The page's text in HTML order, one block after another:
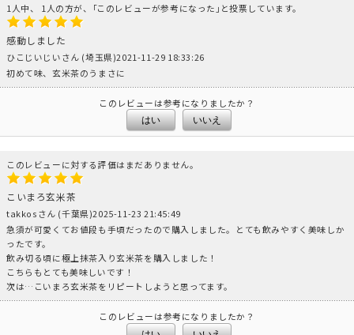
1人中、 1人の方が、｢このレビューが参考になった｣と投票しています。
感動しました
ひこじいじいさん (埼玉県)2021-11-29 18:33:26
初めて味、玄米茶のうまさに
このレビューは参考になりましたか？
はい いいえ
このレビューに対する評価はまだありません。
こいまろ玄米茶
takkosさん (千葉県)2025-11-23 21:45:49
急須が可愛くてお値段も手頃だったので購入しました。とても飲みやすく美味しか
ったです。
飲み切る頃に極上抹茶入り玄米茶を購入しました！
こちらもとても美味しいです！
次は…こいまろ玄米茶をリピートしようと思ってます。
このレビューは参考になりましたか？